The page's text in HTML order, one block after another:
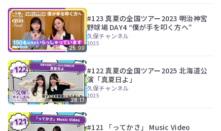
25:00
#123 真夏の全国ツアー2023 明治神宮
野球場 DAY4 “僕が手を叩く方へ”
久保チャンネル
2025
28:17
#122 真夏の全国ツアー2025 北海道公
演「真夏日よ」
久保チャンネル
2025
#121 「ってかさ」 Music Video